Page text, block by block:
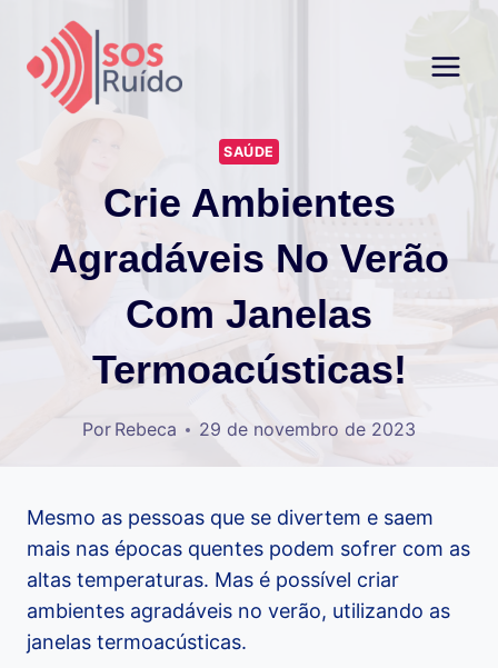
Conteúdo
SAÚDE
Crie Ambientes
Agradáveis No Verão
Com Janelas
Termoacústicas!
Por Rebeca 29 de novembro de 2023
Mesmo as pessoas que se divertem e saem
mais nas épocas quentes podem sofrer com as
altas temperaturas. Mas é possível criar
ambientes agradáveis no verão, utilizando as
janelas termoacústicas.